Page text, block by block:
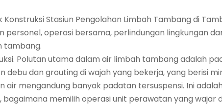
Stasiun Pengolahan Limbah Tambang di
operasi bersama, perlindungan lingkungan
tambang.
Polutan utama dalam air limbah tambang adalah
dan grouting di wajah yang bekerja, yang berisi
air mengandung banyak padatan tersuspensi. Ini
memilih operasi unit perawatan yang wajar